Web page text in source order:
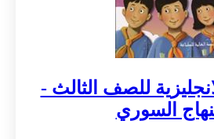
للصف الثالث -
السوري